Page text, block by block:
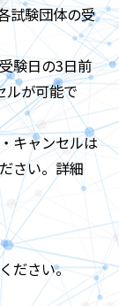
試験団体の受
験日の3日前
ルが可能で
キャンセルは
さい。詳細
ださい。